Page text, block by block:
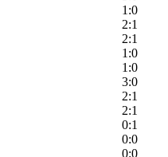
1:0
2:1
2:1
1:0
1:0
3:0
2:1
2:1
0:1
0:0
0:0